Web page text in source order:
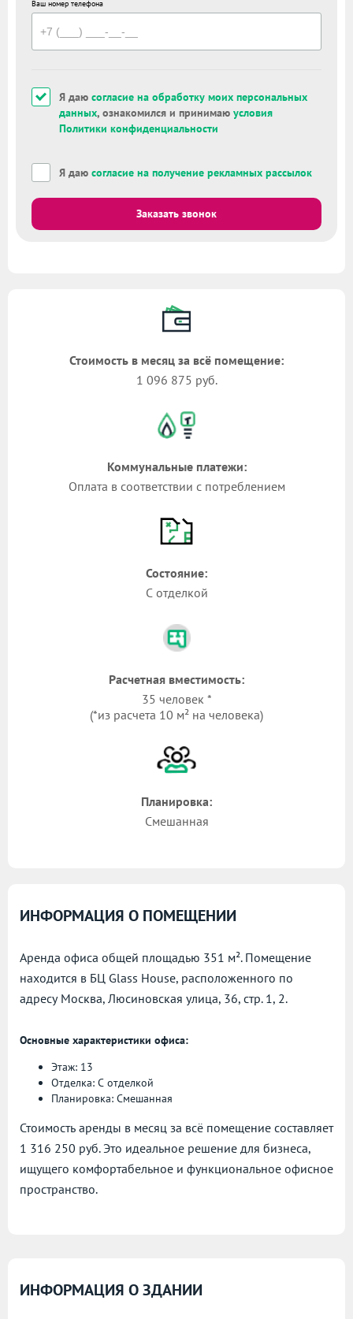
Ваш номер телефона
Я даю согласие на обработку моих персональных
данных, ознакомился и принимаю условия
Политики конфиденциальности
Я даю согласие на получение рекламных рассылок
Заказать звонок
Стоимость в месяц за всё помещение:
1 096 875 руб.
Коммунальные платежи:
Оплата в соответствии с потреблением
Состояние:
С отделкой
Расчетная вместимость:
35 человек *
(*из расчета 10 м² на человека)
Планировка:
Смешанная
ИНФОРМАЦИЯ О ПОМЕЩЕНИИ
Аренда офиса общей площадью 351 м². Помещение
находится в БЦ Glass House, расположенного по
адресу Москва, Люсиновская улица, 36, стр. 1, 2.
Основные характеристики офиса:
Этаж: 13
Отделка: С отделкой
Планировка: Смешанная
Стоимость аренды в месяц за всё помещение составляет
1 316 250 руб. Это идеальное решение для бизнеса,
ищущего комфортабельное и функциональное офисное
пространство.
ИНФОРМАЦИЯ О ЗДАНИИ